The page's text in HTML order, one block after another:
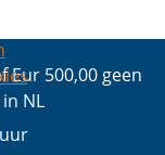
Eur 500,00 geen
NL